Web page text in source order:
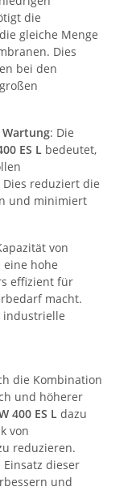
die
gleiche Menge
Dies
bei den
Wartung: Die
ES L bedeutet,
reduziert die
und minimiert
von
eine hohe
effizient für
macht.
industrielle
die Kombination
und höherer
400 ES L dazu
von
reduzieren.
dieser
und